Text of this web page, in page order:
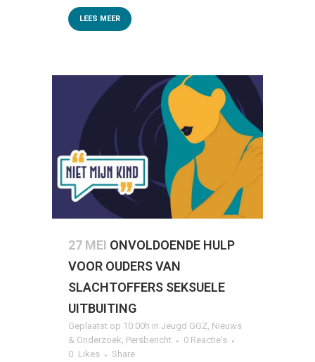
LEES MEER
27 MEI ONVOLDOENDE HULP
VOOR OUDERS VAN
SLACHTOFFERS SEKSUELE
UITBUITING
Geplaatst op 10:00h in Jeugd GGZ, Nieuws
& Onderzoek, Persbericht
0 Reactie's
0 Likes Share